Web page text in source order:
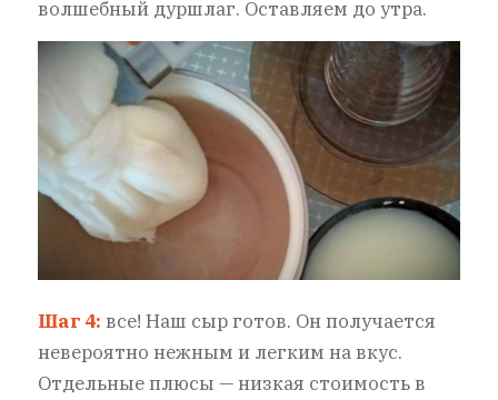
волшебный дуршлаг. Оставляем до утра.
Шаг 4: все! Наш сыр готов. Он получается
невероятно нежным и легким на вкус.
Отдельные плюсы — низкая стоимость в